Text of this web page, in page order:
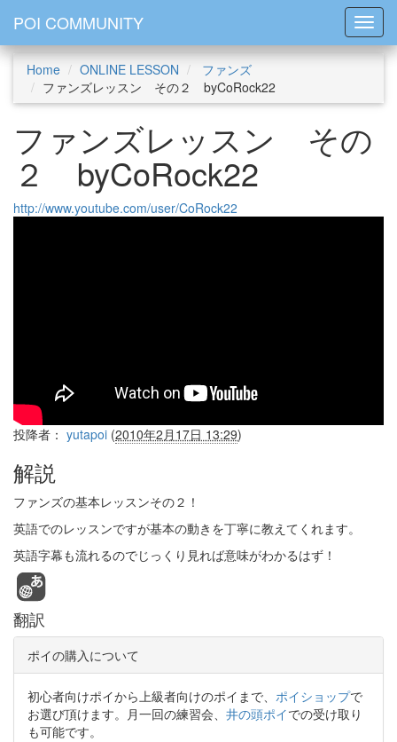
POI COMMUNITY
Home ONLINE LESSON
ファンズ
ファンズレッスン その２ byCoRock22
ファンズレッスン その
２ byCoRock22
http://www.youtube.com/user/CoRock22
投降者： yutapoi (2010年2月17日 13:29)
解説
ファンズの基本レッスンその２！
英語でのレッスンですが基本の動きを丁寧に教えてくれます。
英語字幕も流れるのでじっくり見れば意味がわかるはず！
翻訳
ポイの購入について
初心者向けポイから上級者向けのポイまで、 ポイショップで
お選び頂けます。月一回の練習会、 井の頭ポイでの受け取り
も可能です。